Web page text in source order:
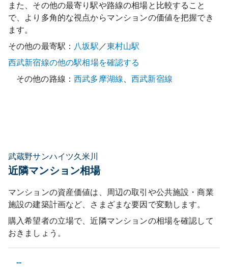
また、その他の最寄り駅や路線の相場と比較すること
で、より多角的な視点からマンションの価値を把握でき
ます。
その他の最寄駅： 八坂駅 ／東村山駅
西武新宿線の他の駅相場を確認する
その他の路線：西武多摩湖線 、西武新宿線
武蔵野サンハイツ久米川
近隣マンション相場
マンションの資産価値は、周辺の取引や公共施設・商業
施設の建築計画など、さまざまな要因で変動します。
購入希望者の立場で、近隣マンションの相場を確認して
おきましょう。
--